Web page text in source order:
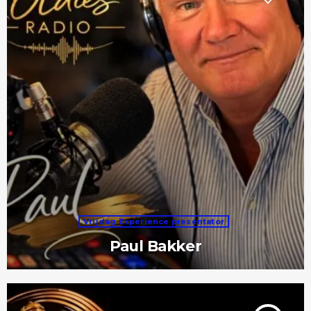
Vrijdag Experience presentator
Paul Bakker